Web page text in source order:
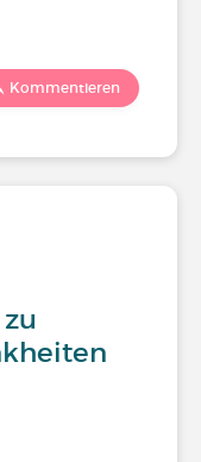
Kommentieren